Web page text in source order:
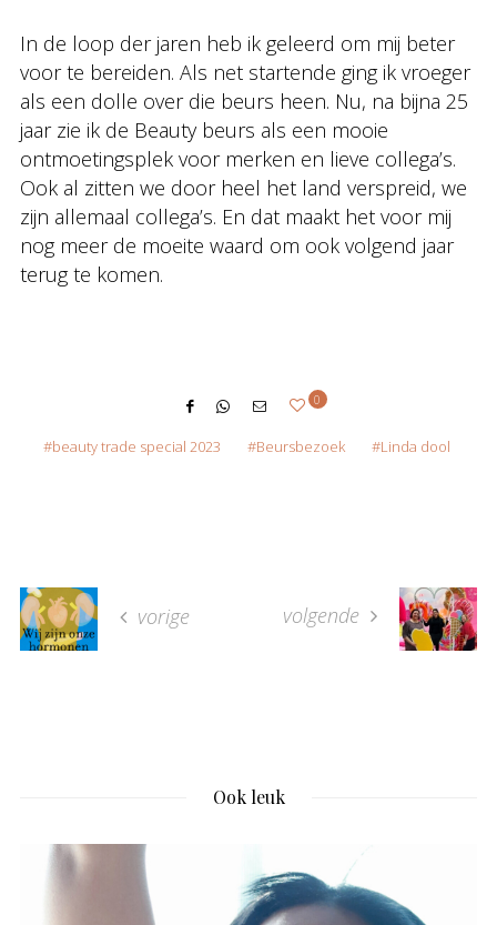
In de loop der jaren heb ik geleerd om mij beter
voor te bereiden. Als net startende ging ik vroeger
als een dolle over die beurs heen. Nu, na bijna 25
jaar zie ik de Beauty beurs als een mooie
ontmoetingsplek voor merken en lieve collega’s.
Ook al zitten we door heel het land verspreid, we
zijn allemaal collega’s. En dat maakt het voor mij
nog meer de moeite waard om ook volgend jaar
terug te komen.
0
beauty trade special 2023 Beursbezoek Linda dool
vorige volgende
Ook leuk